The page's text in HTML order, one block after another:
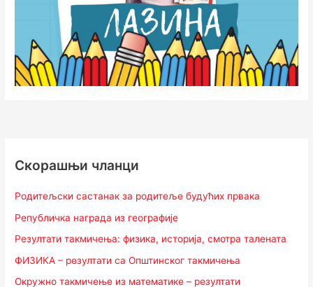
Скорашњи чланци
Родитељски састанак за родитеље будућих првака
Републичка награда из географије
Резултати такмичења: физика, историја, смотра талената
ФИЗИКА – резултати са Општинског такмичења
Окружно такмичење из математике – резултати